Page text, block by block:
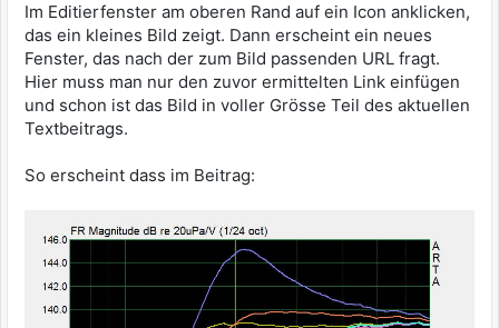
Im Editierfenster am oberen Rand auf ein Icon anklicken,
das ein kleines Bild zeigt. Dann erscheint ein neues
Fenster, das nach der zum Bild passenden URL fragt.
Hier muss man nur den zuvor ermittelten Link einfügen
und schon ist das Bild in voller Grösse Teil des aktuellen
Textbeitrags.
So erscheint dass im Beitrag: